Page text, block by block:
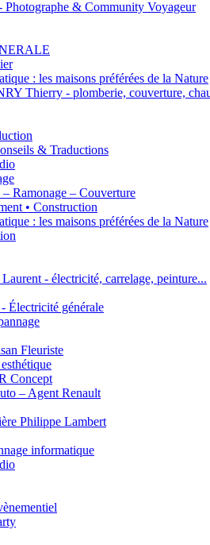
Photographe & Community Voyageur
: les maisons préférées de la Nature
Thierry - plomberie, couverture,
& Traductions
Ramonage – Couverture
• Construction
: les maisons préférées de la Nature
- électricité, carrelage, peinture...
Électricité générale
Fleuriste
Concept
– Agent Renault
Philippe Lambert
informatique